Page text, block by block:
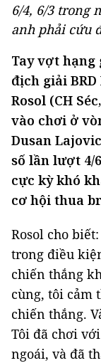
6/4, 6/3 trong
anh phải cứu
Tay vợt hạng
địch giải
Rosol (CH
vào chơi ở
Dusan
số lần lượt 4/
cực kỳ khó
cơ hội thua
Rosol cho
trong điều
chiến thắng
cùng, tôi cảm
chiến thắng.
Tôi đã chơi
ngoái, và đã